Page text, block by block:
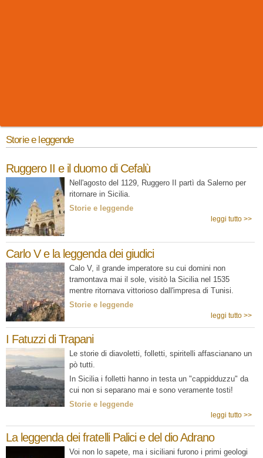
Storie e leggende
Ruggero II e il duomo di Cefalù
Nell'agosto del 1129, Ruggero II partì da Salerno per
ritornare in Sicilia.
Storie e leggende
leggi tutto >>
Carlo V e la leggenda dei giudici
Calo V, il grande imperatore su cui domini non
tramontava mai il sole, visitò la Sicilia nel 1535
mentre ritornava vittorioso dall'impresa di Tunisi.
Storie e leggende
leggi tutto >>
I Fatuzzi di Trapani
Le storie di diavoletti, folletti, spiritelli affascianano un
pò tutti.
In Sicilia i folletti hanno in testa un "cappidduzzu" da
cui non si separano mai e sono veramente tosti!
Storie e leggende
leggi tutto >>
La leggenda dei fratelli Palici e del dio Adrano
Voi non lo sapete, ma i siciliani furono i primi geologi